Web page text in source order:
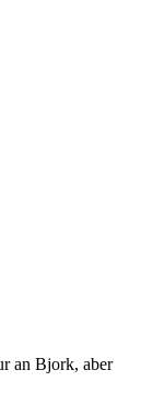
an Bjork, aber